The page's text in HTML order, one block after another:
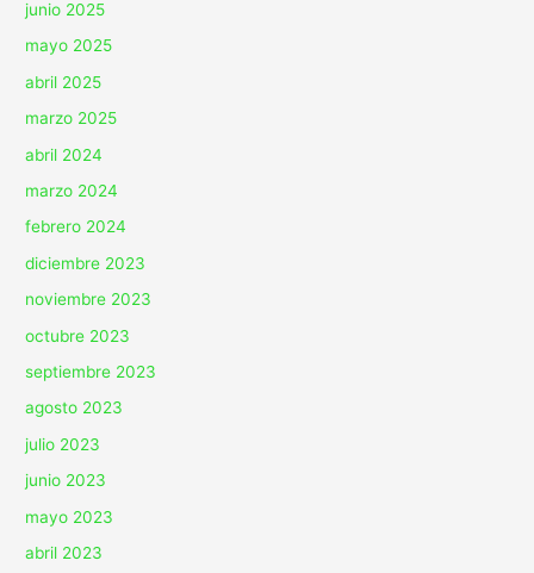
junio 2025
mayo 2025
abril 2025
marzo 2025
abril 2024
marzo 2024
febrero 2024
diciembre 2023
noviembre 2023
octubre 2023
septiembre 2023
agosto 2023
julio 2023
junio 2023
mayo 2023
abril 2023